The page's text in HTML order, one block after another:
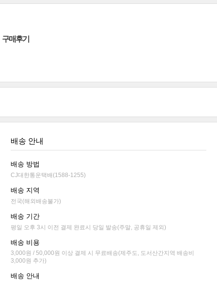
구매후기
배송 안내
배송 방법
CJ대한통운택배(1588-1255)
배송 지역
전국(해외배송불가)
배송 기간
평일 오후 3시 이전 결제 완료시 당일 발송(주말, 공휴일 제외)
배송 비용
3,000원 / 50,000원 이상 결제 시 무료배송(제주도, 도서산간지역 배송비
3,000원 추가)
배송 안내